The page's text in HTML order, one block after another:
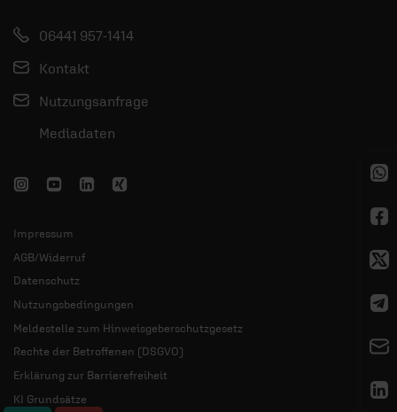
06441 957-1414
Kontakt
Nutzungsanfrage
Mediadaten
Impressum
AGB/Widerruf
Datenschutz
Nutzungsbedingungen
Meldestelle zum Hinweisgeberschutzgesetz
Rechte der Betroffenen (DSGVO)
Erklärung zur Barrierefreiheit
KI Grundsätze